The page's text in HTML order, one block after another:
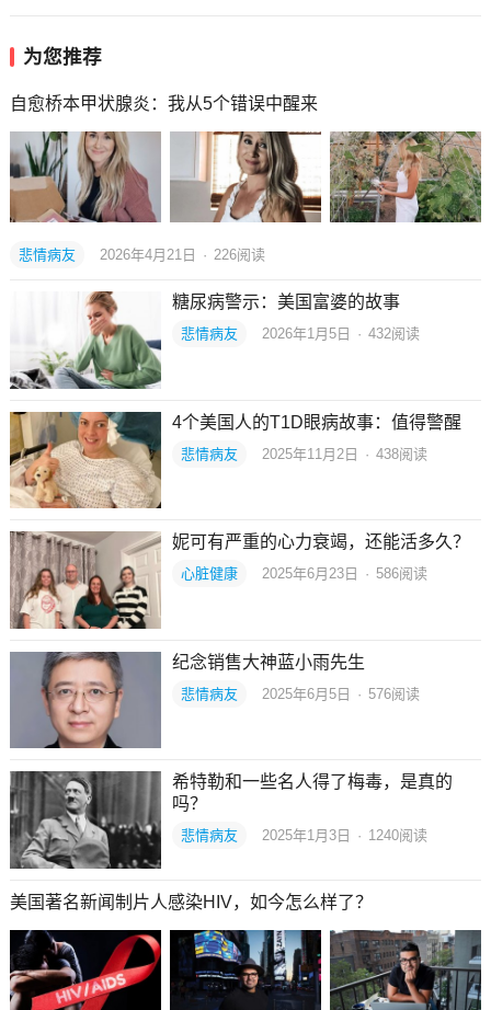
为您推荐
自愈桥本甲状腺炎：我从5个错误中醒来
悲情病友 2026年4月21日 · 226阅读
糖尿病警示：美国富婆的故事
悲情病友 2026年1月5日 · 432阅读
4个美国人的T1D眼病故事：值得警醒
悲情病友 2025年11月2日 · 438阅读
妮可有严重的心力衰竭，还能活多久？
心脏健康 2025年6月23日 · 586阅读
纪念销售大神蓝小雨先生
悲情病友 2025年6月5日 · 576阅读
希特勒和一些名人得了梅毒，是真的
吗？
悲情病友 2025年1月3日 · 1240阅读
美国著名新闻制片人感染HIV，如今怎么样了？